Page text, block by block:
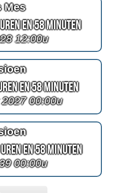
Mes
en 58 Minuten
12:00u
en 58 Minuten
00:00u
en 58 Minuten
00:00u